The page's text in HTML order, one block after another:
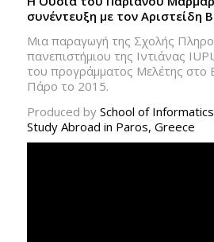
συνέντευξη με τον Αριστείδη
Μια παραγωγή της Σχολής
πανεπιστήμιου της Ιντιάνας
του προγράμματος Μελέτης στο
Πάρο το 2015.
Produced by School of
Study Abroad in Paros, Greece